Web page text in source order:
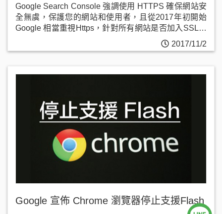
Google Search Console 強調使用 HTTPS 確保網站安
全無虞，保護您的網站和使用者，且從2017年初開始
Google 相當重視Https，針對所有網站是否加入SSL安
2017/11/2
Google 宣佈 Chrome 瀏覽器停止支援Flash